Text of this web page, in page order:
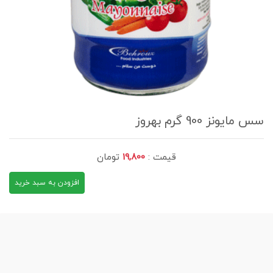
سس مایونز 900 گرم بهروز
قیمت : 19,800 تومان
افزودن به سبد خرید